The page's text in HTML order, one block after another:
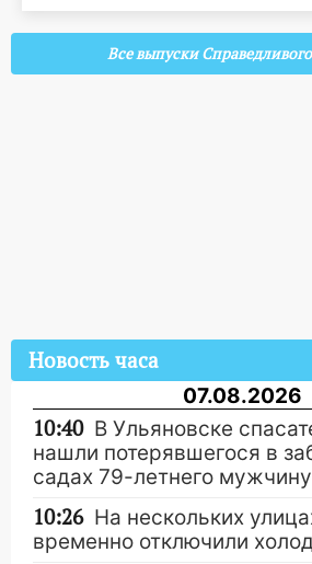
Все выпуски
Новость часа
07.08.2026
10:40 В Ульяновске
нашли потерявшегося в
садах 79-летнего мужчину
10:26 На нескольких
временно отключили